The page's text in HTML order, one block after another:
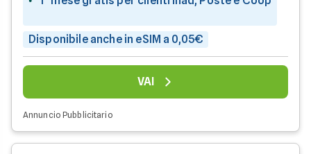
Disponibile anche in eSIM a 0,05€
VAI
Annuncio Pubblicitario